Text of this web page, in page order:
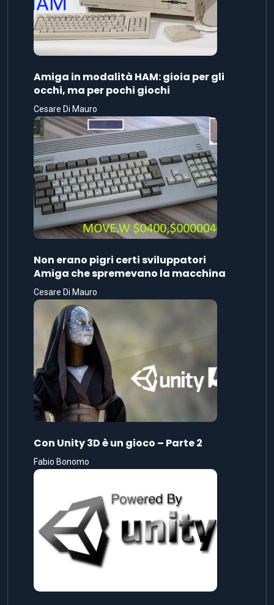
Amiga in modalità HAM: gioia per gli
occhi, ma per pochi giochi
Cesare Di Mauro
Non erano pigri certi sviluppatori
Amiga che spremevano la macchina
Cesare Di Mauro
Con Unity 3D è un gioco – Parte 2
Fabio Bonomo